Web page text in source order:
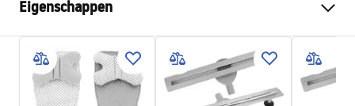
Eigenschappen
Materiaal
Metaal
Montagewijze
Geschroefd